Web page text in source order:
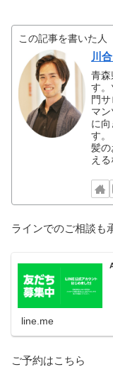
この記事を書いた人
川
青森
す。
門
マ
に
す。
髪の
え
ラインでのご相談も
line.me
ご予約はこちら